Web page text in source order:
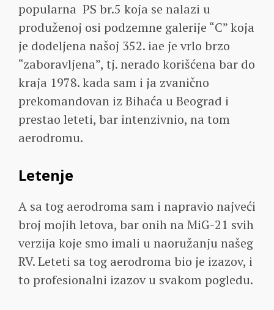
popularna PS br.5 koja se nalazi u
produženoj osi podzemne galerije “C” koja
je dodeljena našoj 352. iae je vrlo brzo
“zaboravljena”, tj. nerado korišćena bar do
kraja 1978. kada sam i ja zvanično
prekomandovan iz Bihaća u Beograd i
prestao leteti, bar intenzivnio, na tom
aerodromu.
Letenje
A sa tog aerodroma sam i napravio najveći
broj mojih letova, bar onih na MiG-21 svih
verzija koje smo imali u naoružanju našeg
RV. Leteti sa tog aerodroma bio je izazov, i
to profesionalni izazov u svakom pogledu.